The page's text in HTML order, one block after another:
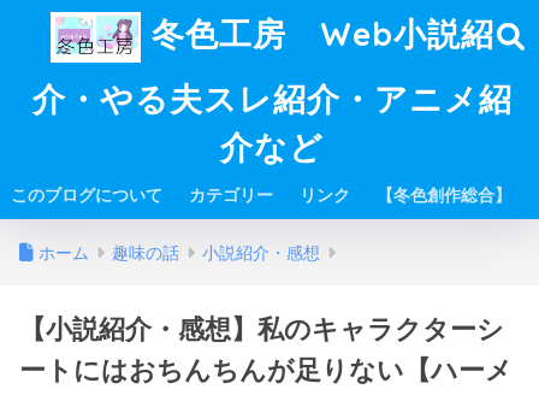
冬色工房 Web小説紹
介・やる夫スレ紹介・アニメ紹
介など
このブログについて カテゴリー リンク 【冬色創作総合】
ホーム 趣味の話 小説紹介・感想
【小説紹介・感想】私のキャラクターシ
ートにはおちんちんが足りない【ハーメ